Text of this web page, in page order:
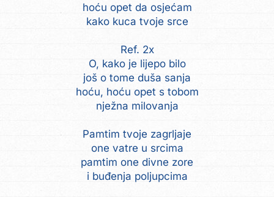
hoću opet da osjećam
kako kuca tvoje srce
Ref. 2x
O, kako je lijepo bilo
još o tome duša sanja
hoću, hoću opet s tobom
nježna milovanja
Pamtim tvoje zagrljaje
one vatre u srcima
pamtim one divne zore
i buđenja poljupcima